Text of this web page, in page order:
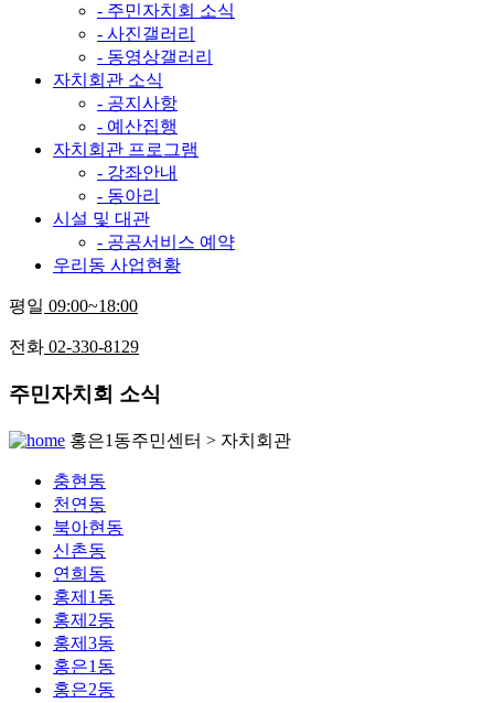
- 주민자치회 소식
- 사진갤러리
- 동영상갤러리
자치회관 소식
- 공지사항
- 예산집행
자치회관 프로그램
- 강좌안내
- 동아리
시설 및 대관
- 공공서비스 예약
우리동 사업현황
평일 09:00~18:00
전화 02-330-8129
주민자치회 소식
홍은1동주민센터 > 자치회관
충현동
천연동
북아현동
신촌동
연희동
홍제1동
홍제2동
홍제3동
홍은1동
홍은2동